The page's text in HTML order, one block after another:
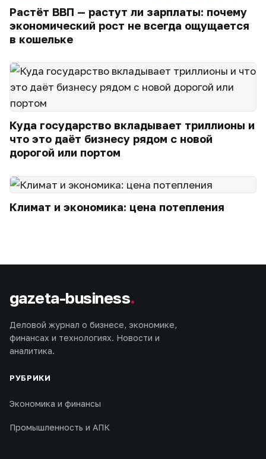
Растёт ВВП — растут ли зарплаты: почему
экономический рост не всегда ощущается
в кошельке
Куда государство вкладывает триллионы и
что это даёт бизнесу рядом с новой
дорогой или портом
Климат и экономика: цена потепления
gazeta-business.
Деловой журнал о бизнесе, экономике,
финансах и технологиях. Новости и
аналитика.
РУБРИКИ
Экономика и финансы
Промышленность и АПК